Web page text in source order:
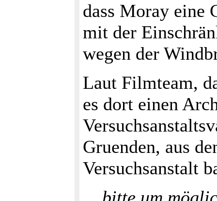
dass Moray eine
mit der
wegen der
Laut Filmteam,
es dort einen
Gruenden, aus
Versuchsanstalt